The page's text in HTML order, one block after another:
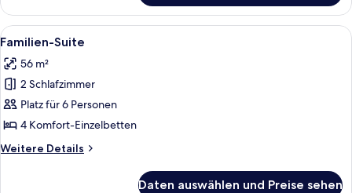
Doppel-
oder
-
Alle
Fotos
für
Familien-
Suite
anzeigen
Ein Hotelzimmer mit einem Bett,
12
Familien-Suite
56 m²
2 Schlafzimmer
Platz für 6 Personen
4 Komfort-Einzelbetten
Weitere Details
Weitere
Daten auswählen und Preise sehen